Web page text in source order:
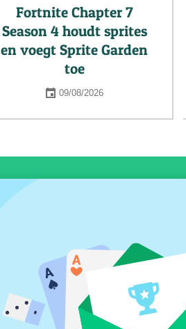
Fortnite Chapter 7
Season 4 houdt sprites
en voegt Sprite Garden
toe
09/08/2026